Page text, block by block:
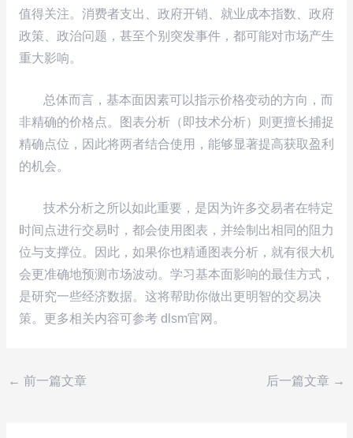
值得关注。消费者支出、政府开销、就业成本指数、政府
政策、政治问题，甚至个别突发事件，都可能对市场产生
重大影响。
总体而言，基本面因素可以指示价格变动的方向，而
非精确的价格点。图表分析（即技术分析）则更擅长捕捉
精确点位，因此将两者结合使用，能够显著提高获取盈利
的机会。
技术分析之所以如此重要，是因为许多交易者在特定
时间点进行交易时，都会使用图表，并绘制出相同的阻力
位与支撑位。因此，如果你也精通图表分析，就有很大机
会更准确地预测市场波动。学习基本面影响的最佳方式，
是研究一些经济数据。这将帮助你做出更明智的交易决
策。更多相关内容可参考 dlsm官网。
← 前一篇文章 后一篇文章 →